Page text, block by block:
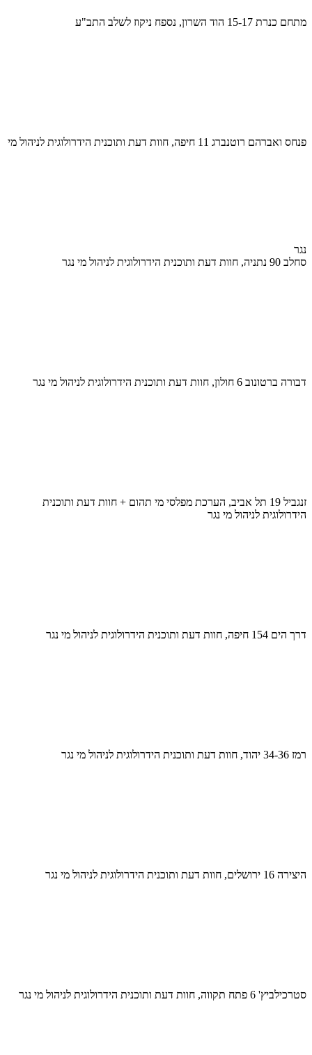
מתחם כנרת 15-17 הוד השרון, נספח ניקוז לשלב התב"ע
פנחס ואברהם רוטנברג 11 חיפה, חוות דעת ותוכנית הידרולוגית לניהול מי
נגר
סחלב 90 נתניה, חוות דעת ותוכנית הידרולוגית לניהול מי נגר
דבורה ברטונוב 6 חולון, חוות דעת ותוכנית הידרולוגית לניהול מי נגר
זנגביל 19 תל אביב, הערכת מפלסי מי תהום + חוות דעת ותוכנית
הידרולוגית לניהול מי נגר
דרך הים 154 חיפה, חוות דעת ותוכנית הידרולוגית לניהול מי נגר
רמז 34-36 יהוד, חוות דעת ותוכנית הידרולוגית לניהול מי נגר
היצירה 16 ירושלים, חוות דעת ותוכנית הידרולוגית לניהול מי נגר
סטרכילביץ' 6 פתח תקווה, חוות דעת ותוכנית הידרולוגית לניהול מי נגר